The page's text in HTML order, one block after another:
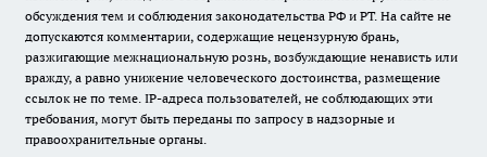
обсуждения тем и соблюдения законодательства РФ и РТ. На сайте не
допускаются комментарии, содержащие нецензурную брань,
разжигающие межнациональную рознь, возбуждающие ненависть или
вражду, а равно унижение человеческого достоинства, размещение
ссылок не по теме. IP-адреса пользователей, не соблюдающих эти
требования, могут быть переданы по запросу в надзорные и
правоохранительные органы.